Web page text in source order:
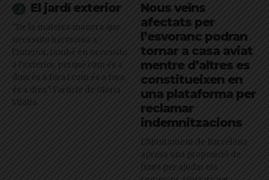
El jardí exterior
"De la mateixa manera que
necessito harmonia a
l’interior, també en necessito
a l’exterior, perquè com és a
dins és a fora i com és a fora
és a dins": l'article de Glòria
Vilalta
Nous veïns
afectats per
l’esvoranc podran
tornar a casa aviat
mentre d’altres es
constitueixen en
una plataforma per
reclamar
indemnitzacions
L’Ajuntament de Barcelona
aprova una proposició de
Junts per ajudar els